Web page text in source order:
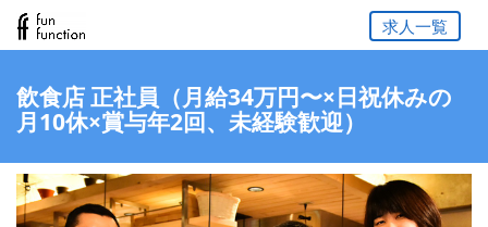
求人一覧
飲食店 正社員（月給34万円〜×日祝休みの
月10休×賞与年2回、未経験歓迎）